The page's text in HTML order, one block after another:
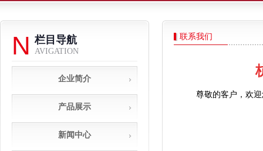
N 栏目导航
AVIGATION
企业简介
产品展示
新闻中心
联系我们
尊敬的客户，欢